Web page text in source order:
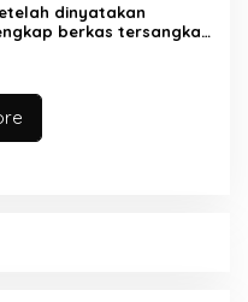
dinyatakan
berkas tersangka